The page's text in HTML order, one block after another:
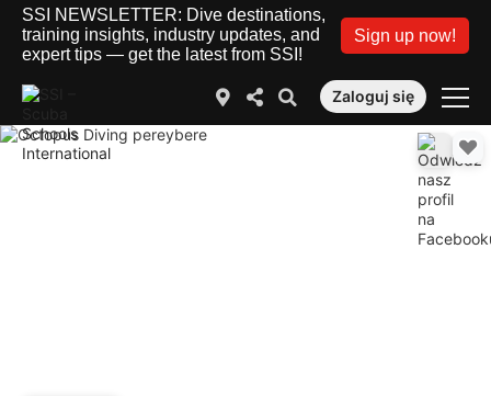
SSI NEWSLETTER: Dive destinations,
training insights, industry updates, and
expert tips — get the latest from SSI!
Sign up now!
Zaloguj się